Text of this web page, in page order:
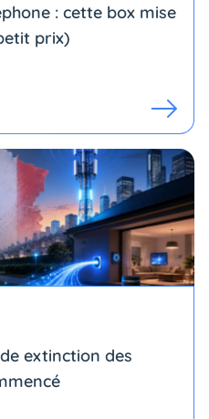
: cette box mise
prix)
extinction des